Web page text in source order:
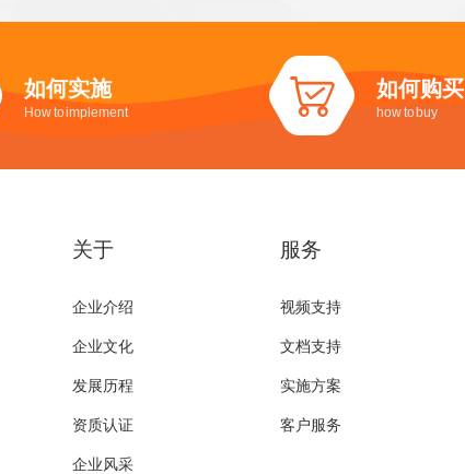
如何实施
How to implement
如何购买
how to buy
关于
企业介绍
企业文化
发展历程
资质认证
企业风采
服务
视频支持
文档支持
实施方案
客户服务